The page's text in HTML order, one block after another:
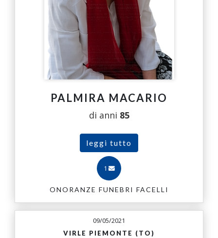
PALMIRA MACARIO
di anni 85
leggi tutto
1
ONORANZE FUNEBRI FACELLI
09/05/2021
VIRLE PIEMONTE (TO)